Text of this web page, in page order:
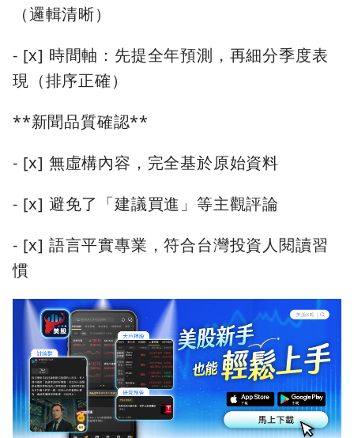
（邏輯清晰）
- [x] 時間軸：先提全年預測，再細分季度表
現（排序正確）
**新聞品質確認**
- [x] 無虛構內容，完全基於原始資料
- [x] 避免了「建議買進」等主觀評論
- [x] 語言平實專業，符合台灣投資人閱讀習
慣